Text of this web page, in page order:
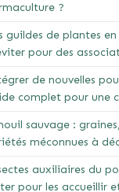
?
guildes de plantes
pour des
de nouvelles
complet pour une
sauvage :
méconnues à
auxiliaires du
pour les accueillir